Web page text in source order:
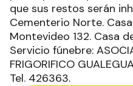
que sus restos serán
Cementerio Norte.
Montevideo 132. Casa
Servicio fúnebre:
FRIGORIFICO
Tel. 426363.